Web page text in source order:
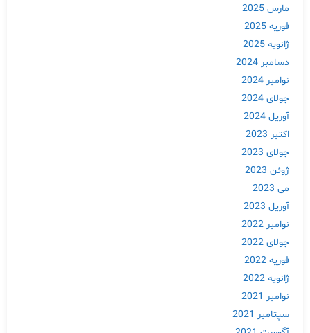
مارس 2025
فوریه 2025
ژانویه 2025
دسامبر 2024
نوامبر 2024
جولای 2024
آوریل 2024
اکتبر 2023
جولای 2023
ژوئن 2023
می 2023
آوریل 2023
نوامبر 2022
جولای 2022
فوریه 2022
ژانویه 2022
نوامبر 2021
سپتامبر 2021